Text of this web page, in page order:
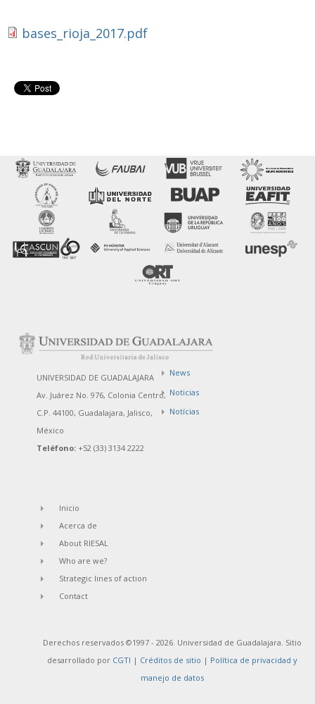
bases_rioja_2017.pdf
UNIVERSIDAD DE GUADALAJARA
Av. Juárez No. 976, Colonia Centro,
C.P. 44100, Guadalajara, Jalisco,
México
Teléfono: +52 (33) 3134 2222
News
Noticias
Notícias
Inicio
Acerca de
About RIESAL
Who are we?
Strategic lines of action
Contact
Derechos reservados ©1997 - 2026. Universidad de Guadalajara. Sitio
desarrollado por CGTI | Créditos de sitio | Política de privacidad y
manejo de datos